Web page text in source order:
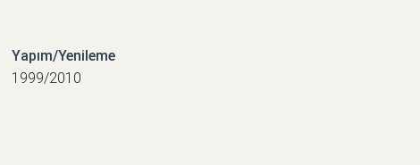
Yapım/Yenileme
1999/2010